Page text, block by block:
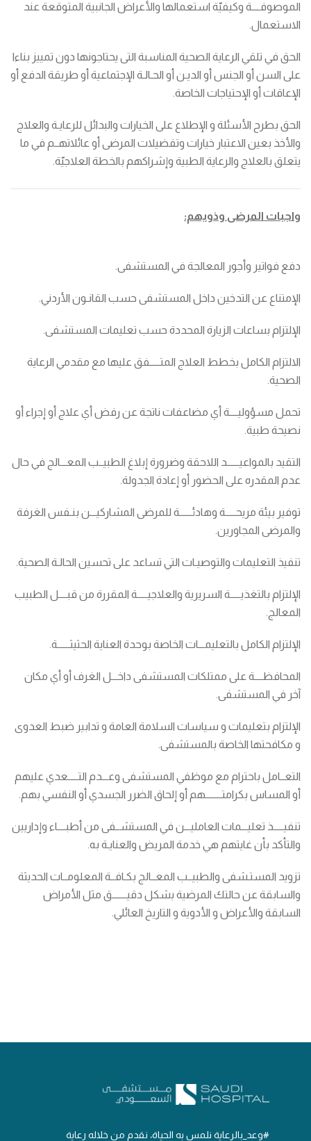
الموصوفــــة وكيفيّة استعمالها والأعراض الجانبية المتوقعة عند
الاستعمال.
الحق في تلقي الرعاية الصحية المناسبة التى يحتاجونها دون تمييز بناءا
على السن أو الجنس أو الديـن أو الحـالـة الإجتماعية أو طريقة الدفع أو
الإعاقات أو الإحتياجات الخاصة.
الحق بطرح الأسئلة و الإطلاع على الخيارات والبدائل للرعايـة والعلاج
والأخذ بعين الاعتبار خيارات وتفضيلات المرضى أو عائلاتهــم في ما
يتعلق بالعلاج والرعاية الطبية وإشراكهم بالخطة العلاجيّة.
واجبات المرضى وذويهم:
دفع فواتير وأجور المعالجة في المستشفى.
الإمتناع عن التدخين داخل المستشفى حسب القانـون الأردني.
الإلتزام بساعات الزيارة المحددة حسب تعليمات المستشفى.
الالتزام الكامل بخطط العلاج المتـــــفق عليها مع مقدمي الرعاية
الصحية.
تحمل مسؤوليــــة أي مضاعفات ناتجة عن رفض أي علاج أو إجراء أو
نصيحة طبية.
التقيد بالمواعيــــــد اللاحقة وضرورة إبلاغ الطبيــب المعـــالج في حال
عدم المقدره على الحضور أو إعادة الجدولة.
توفير بيئة مريحـــــة وهادئــــــة للمرضى المشاركيـــن بنـفس الغرفة
والمرضى المجاورين.
تنفيذ التعليمات والتوصيـات التي تساعد على تحسين الحالـة الصحية.
الإلتزام بالتغذيـــــة السريرية والعلاجيـــــة المقررة من قبــــل الطبيب
المعالج.
الإلتزام الكامل بالتعليمـــات الخاصة بوحدة العناية الحثيثــــــة.
المحافظــــة على ممتلكات المستشفى داخـــل الغرف أو أي مكان
آخر في المستشفى.
الإلتزام بتعليمات و سياسات السلامة العامة و تدابير ضبط العدوى
و مكافحتها الخاصة بالمستشفى.
التعــامل باحترام مع موظفي المستشفى وعـــدم التـــــعدي عليهم
أو المساس بكرامتــــــــهم أو إلحاق الضرر الجسدي أو النفسي بهم.
تنفيـــــذ تعليـــمات العامليـــن في المستشــفى من أطبــــاء وإداريين
والتأكد بأن غايتهم هي خدمة المريض والعنايـة به.
تزويد المستـشفى والطبيــب المعــالج بكـافــة المعلومــات الحديثة
والسابقة عن حالتك المرضية بشكل دقيـــــــق مثل الأمراض
السابقة والأعراض و الأدوية و التاريخ العائلي.
#وعد_بالرعاية نلمس به الحياة، نقدم من خلاله رعاية